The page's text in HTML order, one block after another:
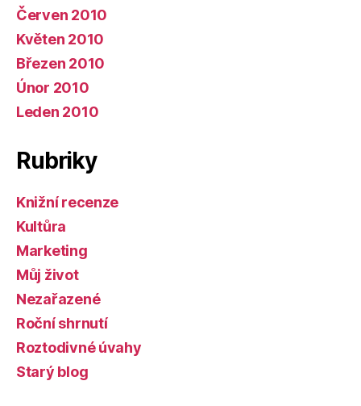
Červen 2010
Květen 2010
Březen 2010
Únor 2010
Leden 2010
Rubriky
Knižní recenze
Kultůra
Marketing
Můj život
Nezařazené
Roční shrnutí
Roztodivné úvahy
Starý blog